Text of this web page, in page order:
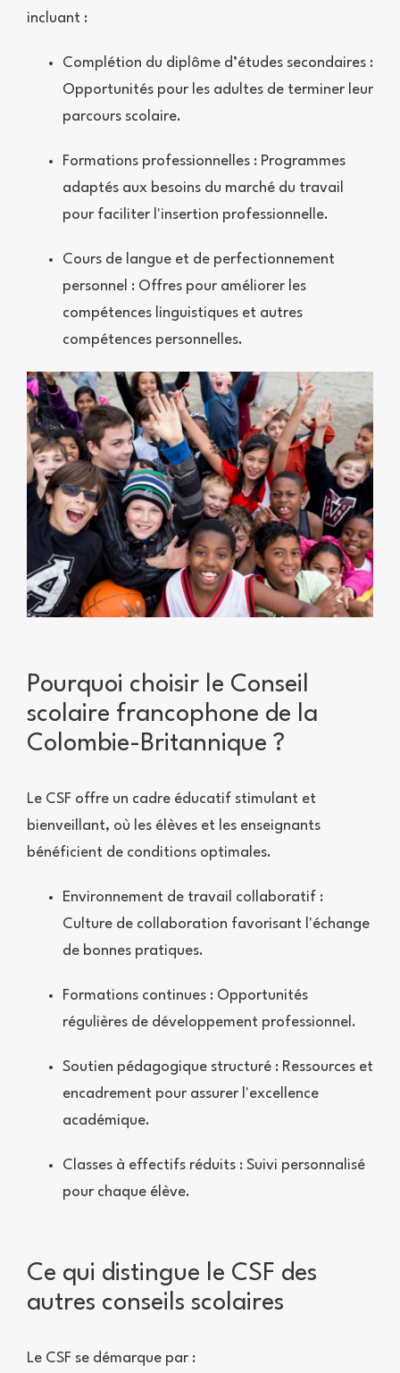
incluant :
Complétion du diplôme d’études secondaires :
Opportunités pour les adultes de terminer leur
parcours scolaire.
Formations professionnelles : Programmes
adaptés aux besoins du marché du travail
pour faciliter l'insertion professionnelle.
Cours de langue et de perfectionnement
personnel : Offres pour améliorer les
compétences linguistiques et autres
compétences personnelles.
Pourquoi choisir le Conseil
scolaire francophone de la
Colombie-Britannique ?
Le CSF offre un cadre éducatif stimulant et
bienveillant, où les élèves et les enseignants
bénéficient de conditions optimales.
Environnement de travail collaboratif :
Culture de collaboration favorisant l'échange
de bonnes pratiques.
Formations continues : Opportunités
régulières de développement professionnel.
Soutien pédagogique structuré : Ressources et
encadrement pour assurer l'excellence
académique.
Classes à effectifs réduits : Suivi personnalisé
pour chaque élève.
Ce qui distingue le CSF des
autres conseils scolaires
Le CSF se démarque par :